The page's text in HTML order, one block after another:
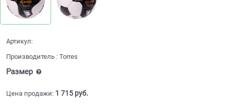
Артикул:
Производитель : Torres
Размер
Цена продажи: 1 715 руб.